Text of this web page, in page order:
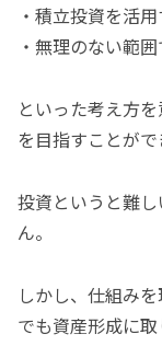
・積立投資を活
・無理のない範
といった考え方
を目指すことがで
投資というと難
ん。
しかし、仕組み
でも資産形成に取